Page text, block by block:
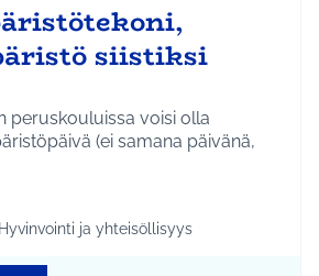
siistiksi
peruskouluissa voisi olla
(ei samana päivänä,
mukaan: Koko Tuusula
tulokset teeman mukaan: Hyvinvointi ja
Hyvinvointi ja yhteisöllisyys